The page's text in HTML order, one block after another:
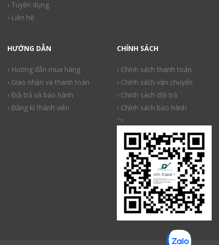
› Tuyển dụng
› Liên hệ
HƯỚNG DẪN
› Hướng dẫn mua hàng
› Giao nhận và thanh toán
› Đổi trả và bảo hành
› Đăng kí thành viên
CHÍNH SÁCH
› Chính sách thanh toán
› Chính sách vận chuyển
› Chính sách đổi trả
› Chính sách bảo hành
">